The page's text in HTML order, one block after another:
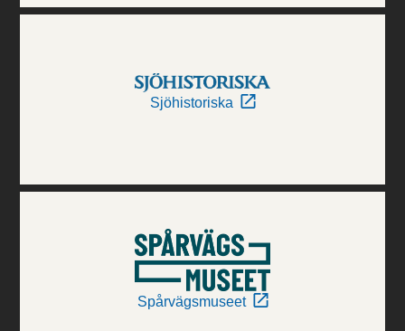
Sjöhistoriska
Spårvägsmuseet